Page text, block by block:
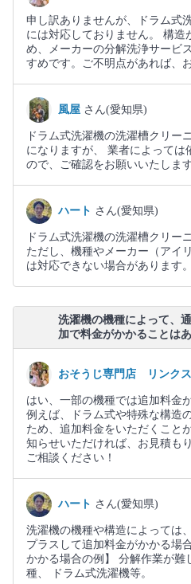
申し訳ありませんが、ドラム式
には対応しておりません。 構造
め、メーカーの分解洗浄サービ
すめです。ご不明点があれば、
風屋 さん(愛知県)
ドラム式洗濯機の洗濯槽クリー
になりますが、 業者によっては
ので、ご確認をお願いいたします
ハート さん(愛知県)
ドラム式洗濯機の洗濯槽クリー
ただし、機種やメーカー（アイ
は対応できない場合があります。
洗濯機の機種によって、
加で料金がかかることは
おそうじ専門店 リンクス
はい、一部の機種では追加料金
例えば、ドラム式や特殊な構造
ため、追加料金をいただくこと
知らせいただければ、お見積も
ご相談ください！
ハート さん(愛知県)
洗濯機の機種や構造によっては
プラスして追加料金がかかる場
かかる場合の例】 分解作業が難
種、 ドラム式洗濯機等。